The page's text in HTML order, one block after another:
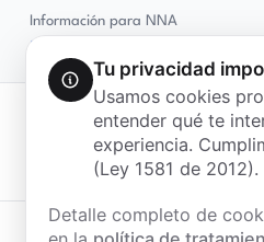
Información para NNA
Centro Comercial Cuarta Etapa,
Bucaramanga, Santander
notificaciones-
+57 304 319 64 17 · WhatsApp
© 2026 Liga de Gobernantes
Tu privacidad
Usamos cookies
entender qué te
experiencia.
(Ley 1581 de 2012).
Detalle completo de